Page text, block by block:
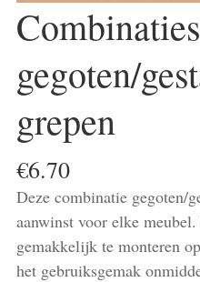
Combinaties
gegoten/
grepen
€6.70
Deze combinatie gegoten/
aanwinst voor elke
gemakkelijk te monteren
het gebruiksgemak